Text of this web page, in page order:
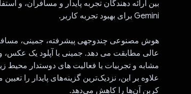
Gemini برای بهبود تجربه کاربر.
هوش مصنوعی چندوجهی پیشرفته، جمینی،
عالی مطابقت می دهد. جمینی با آپلود یک عکس،
مشابه و تجربیات یا فعالیت های دوستدار محیط
علاوه بر این، نزدیک‌ترین گزینه‌های پایدار را
کربن آن‌ها را کاهش می‌دهد.